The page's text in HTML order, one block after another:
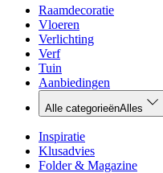
Raamdecoratie
Vloeren
Verlichting
Verf
Tuin
Aanbiedingen
Alle categorieënAlles
Inspiratie
Klusadvies
Folder & Magazine